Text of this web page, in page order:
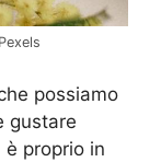
possiamo
gustare
è proprio in